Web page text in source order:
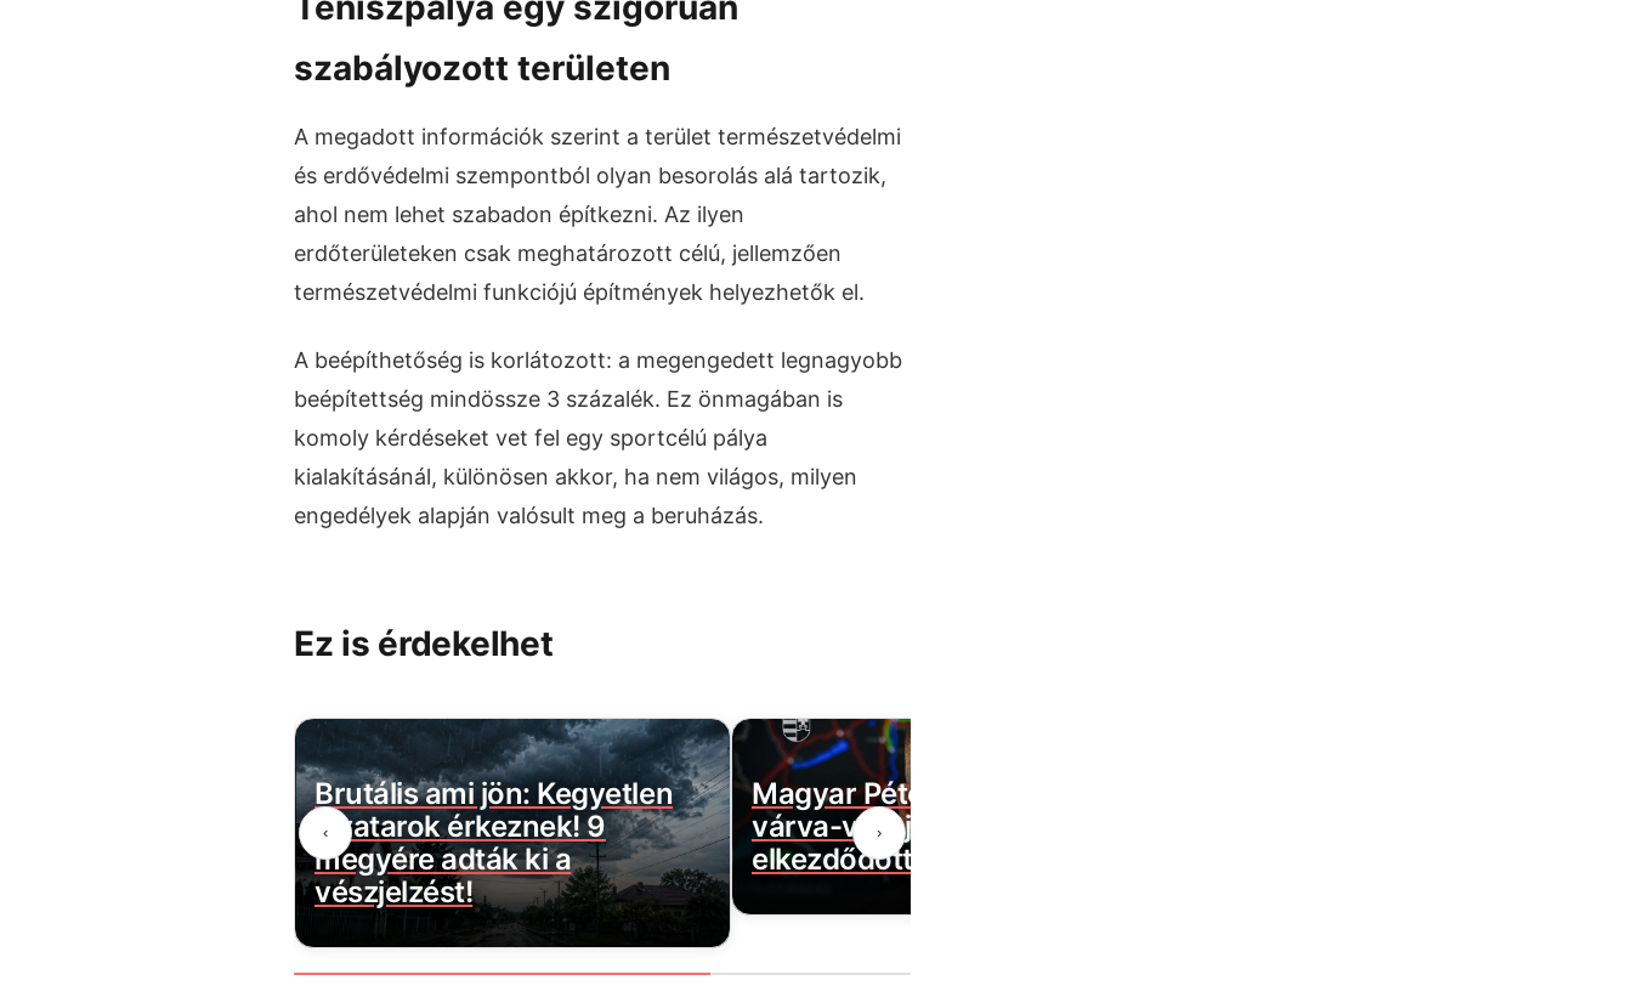
szabályozott területen
A megadott információk szerint a terület természetvédelmi
és erdővédelmi szempontból olyan besorolás alá tartozik,
ahol nem lehet szabadon építkezni. Az ilyen
erdőterületeken csak meghatározott célú, jellemzően
természetvédelmi funkciójú építmények helyezhetők el.
A beépíthetőség is korlátozott: a megengedett legnagyobb
beépítettség mindössze 3 százalék. Ez önmagában is
komoly kérdéseket vet fel egy sportcélú pálya
kialakításánál, különösen akkor, ha nem világos, milyen
engedélyek alapján valósult meg a beruházás.
Ez is érdekelhet
‹
Brutális ami jön: Kegyetlen
zivatarok érkeznek! 9
megyére adták ki a
vészjelzést!
Magyar Péter bejelentette a
várva-várt jó hírt! Végre
elkezdődött…
›